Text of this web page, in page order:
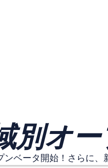
別オ
ンベータ開始！さらに、